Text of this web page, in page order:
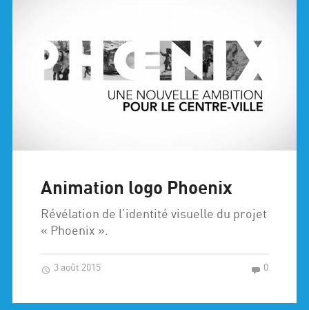
Animation logo Phoenix
Révélation de l’identité visuelle du projet
« Phoenix ».
3 août 2015 0